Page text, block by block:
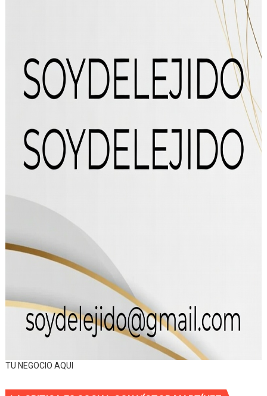
TU NEGOCIO AQUI